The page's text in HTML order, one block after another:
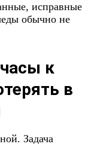
исправные
обычно не
к
в
Задача